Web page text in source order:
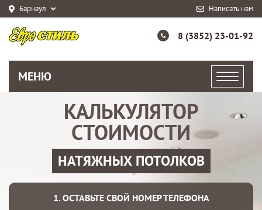
Барнаул Написать нам
8 (3852) 23-01-92
МЕНЮ
КАЛЬКУЛЯТОР
СТОИМОСТИ
НАТЯЖНЫХ ПОТОЛКОВ
1. ОСТАВЬТЕ СВОЙ НОМЕР ТЕЛЕФОНА